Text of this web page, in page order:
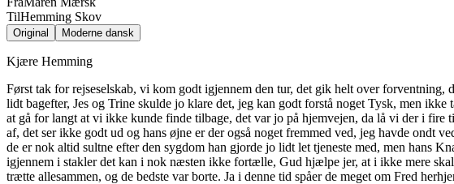
TilHemming Skov
Original Moderne dansk
Kjære Hemming
Først tak for rejseselskab, vi kom godt igjennem den tur, det gik helt over
lidt bagefter, Jes og Trine skulde jo klare det, jeg kan godt forstå noget Tysk, men
at gå for langt at vi ikke kunde finde tilbage, det var jo på hjemvejen, da lå vi der i fire
af, det ser ikke godt ud og hans øjne er der også noget fremmed ved, jeg havde ondt
de er nok altid sultne efter den sygdom han gjorde jo lidt let tjeneste med, men hans
igjennem i stakler det kan i nok næsten ikke fortælle, Gud hjælpe jer, at i ikke mere
trætte allesammen, og de bedste var borte. Ja i denne tid spåer de meget om Fred